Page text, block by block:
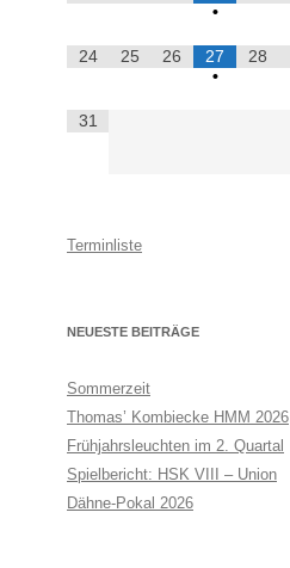
•
24 25 26
27
•
28
31
Terminliste
NEUESTE BEITRÄGE
Sommerzeit
Thomas’ Kombiecke HMM 2026
Frühjahrsleuchten im 2. Quartal
Spielbericht: HSK VIII – Union
Dähne-Pokal 2026